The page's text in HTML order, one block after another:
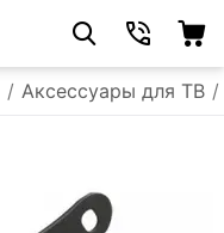
/ Аксессуары для ТВ /